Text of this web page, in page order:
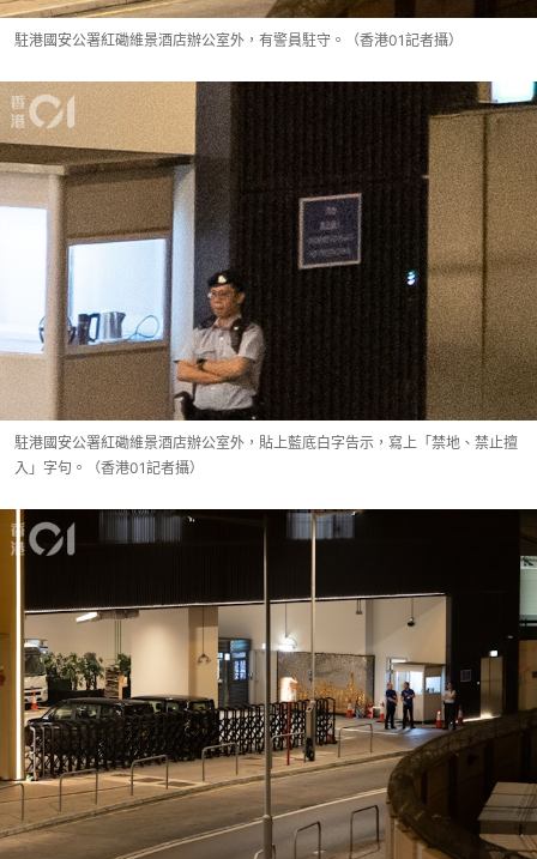
駐港國安公署紅磡維景酒店辦公室外，有警員駐守。（香港01記者攝）
駐港國安公署紅磡維景酒店辦公室外，貼上藍底白字告示，寫上「禁地、禁止擅
入」字句。（香港01記者攝）